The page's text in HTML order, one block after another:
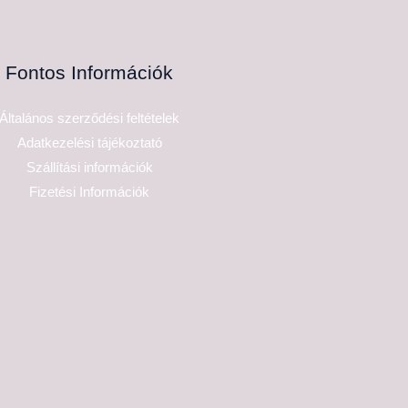
Fontos Információk
Általános szerződési feltételek
Adatkezelési tájékoztató
Szállítási információk
Fizetési Információk